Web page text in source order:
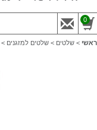
0
ראשי > שלטים > שלטים למזגנים >